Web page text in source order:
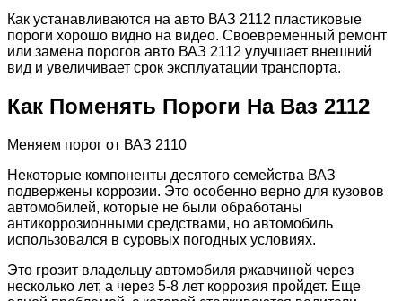
Как устанавливаются на авто ВАЗ 2112 пластиковые
пороги хорошо видно на видео. Своевременный ремонт
или замена порогов авто ВАЗ 2112 улучшает внешний
вид и увеличивает срок эксплуатации транспорта.
Как Поменять Пороги На Ваз 2112
Меняем порог от ВАЗ 2110
Некоторые компоненты десятого семейства ВАЗ
подвержены коррозии. Это особенно верно для кузовов
автомобилей, которые не были обработаны
антикоррозионными средствами, но автомобиль
использовался в суровых погодных условиях.
Это грозит владельцу автомобиля ржавчиной через
несколько лет, а через 5-8 лет коррозия пройдет. Еще